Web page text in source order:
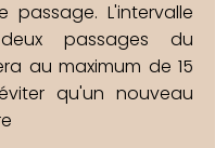
passage. L'intervalle
passages du
au maximum de 15
qu'un nouveau